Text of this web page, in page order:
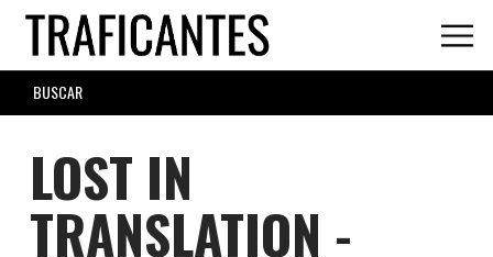
Skip
main
content
SEARCH
FORM
LOST IN
TRANSLATION -